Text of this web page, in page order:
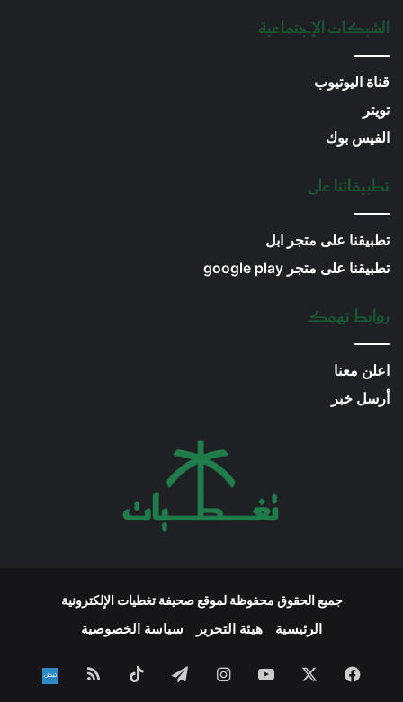
الشبكات الإجتماعية
قناة اليوتيوب
تويتر
الفيس بوك
تطبيقاتنا على
تطبيقنا على متجر ابل
تطبيقنا على متجر google play
روابط تهمك
اعلن معنا
أرسل خبر
جميع الحقوق محفوظة لموقع صحيفة تغطيات الإلكترونية
الرئيسية هيئة التحرير سياسة الخصوصية
فيسبوك ‫YouTubeانستقرامتيلقرام ‫TikTokملخص